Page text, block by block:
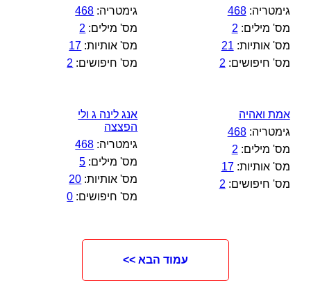
גימטריה:468
מס' מילים: 2
מס' אותיות: 21
מס' חיפושים: 2
גימטריה: 468
מס' מילים: 2
מס' אותיות: 17
מס' חיפושים: 2
אמת ואהיה
גימטריה:468
מס' מילים: 2
מס' אותיות:17
מס' חיפושים: 2
אנג לינה ג ולי
הפצצה
גימטריה: 468
מס' מילים: 5
מס' אותיות: 20
מס' חיפושים: 0
עמוד הבא >>